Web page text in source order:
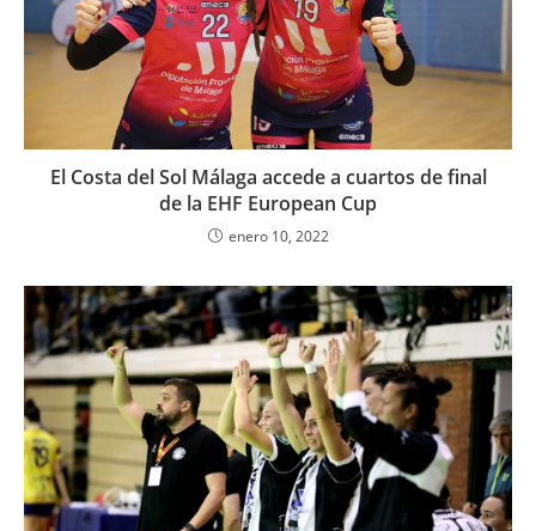
El Costa del Sol Málaga accede a cuartos de final
de la EHF European Cup
enero 10, 2022